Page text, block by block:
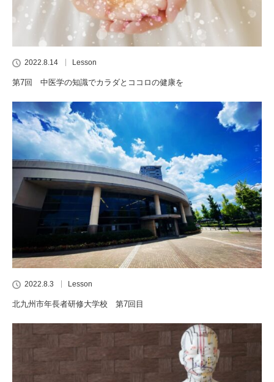
2022.8.14 Lesson
第7回 中医学の知識でカラダとココロの健康を
2022.8.3 Lesson
北九州市年長者研修大学校 第7回目